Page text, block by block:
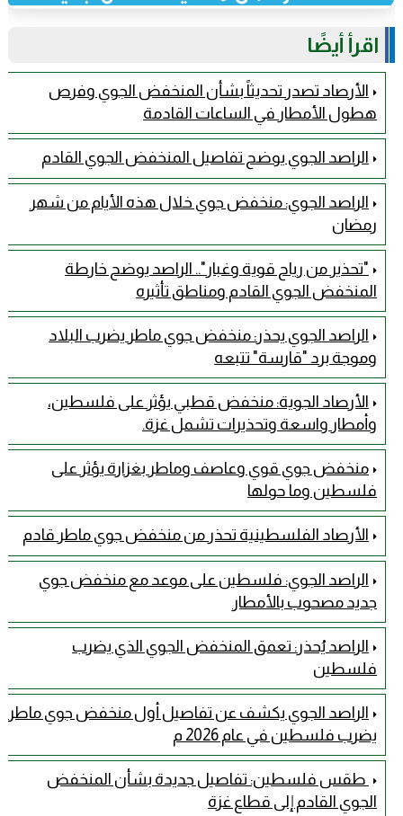
اقرأ أيضًا
الأرصاد تصدر تحديثاً بشأن المنخفض الجوي وفرص
هطول الأمطار في الساعات القادمة
الراصد الجوي يوضح تفاصيل المنخفض الجوي القادم
الراصد الجوي: منخفض جوي خلال هذه الأيام من شهر
رمضان
"تحذير من رياح قوية وغبار".. الراصد يوضح خارطة
المنخفض الجوي القادم ومناطق تأثيره
الراصد الجوي يحذر: منخفض جوي ماطر يضرب البلاد
وموجة برد "قارسة" تتبعه
الأرصاد الجوية: منخفض قطبي يؤثر على فلسطين،
وأمطار واسعة وتحذيرات تشمل غزة.
منخفض جوي قوي وعاصف وماطر بغزارة يؤثر على
فلسطين وما حولها
الأرصاد الفلسطينية تحذر من منخفض جوي ماطر قادم
الراصد الجوي: فلسطين على موعد مع منخفض جوي
جديد مصحوب بالأمطار
الراصد يُحذر: تعمق المنخفض الجوي الذي يضرب
فلسطين
الراصد الجوي يكشف عن تفاصيل أول منخفض جوي ماطر
يضرب فلسطين في عام 2026 م
طقس فلسطين: تفاصيل جديدة بشأن المنخفض
الجوي القادم إلى قطاع غزة